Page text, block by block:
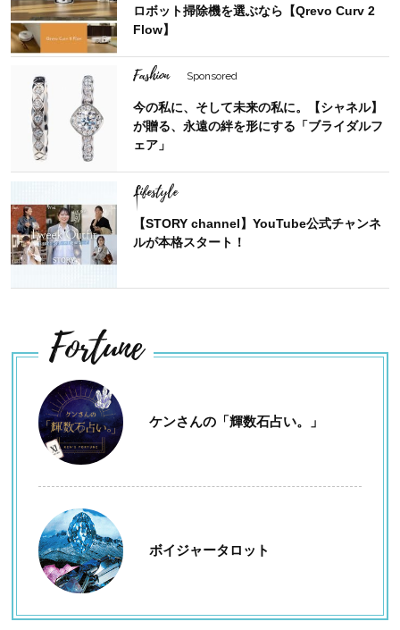
ロボット掃除機を選ぶなら【Qrevo Curv 2
Flow】
Fashion Sponsored
今の私に、そして未来の私に。【シャネル】
が贈る、永遠の絆を形にする「ブライダルフ
ェア」
Lifestyle
【STORY channel】YouTube公式チャンネ
ルが本格スタート！
Fortune
ケンさんの「輝数石占い。」
ボイジャータロット